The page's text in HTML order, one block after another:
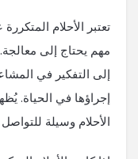
تعتبر الأحلام
مهم يحتاج إلى
إلى التفكير في
إجراؤها في الحياة.
الأحلام وسيلة